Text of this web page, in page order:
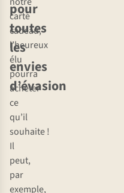
pour
toutes
les
envies
d’évasion
carte
cadeau,
l’heureux
élu
pourra
acheter
ce
qu’il
souhaite !
Il
peut,
par
exemple,